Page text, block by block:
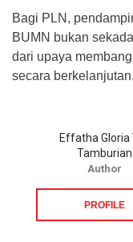
Bagi PLN,
BUMN bukan
dari upaya
secara berkelanjutan.
Effatha Gloria
Tamburian
Author
PROFILE